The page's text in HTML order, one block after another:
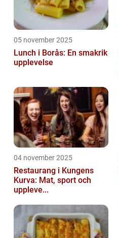
05 november 2025
Lunch i Borås: En smakrik
upplevelse
04 november 2025
Restaurang i Kungens
Kurva: Mat, sport och
uppleve...